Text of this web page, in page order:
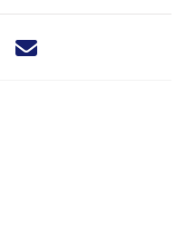
dit nieuwsbericht via X -
Deel dit nieuwsbericht via
Deel dit nieuwsbericht
Deel dit